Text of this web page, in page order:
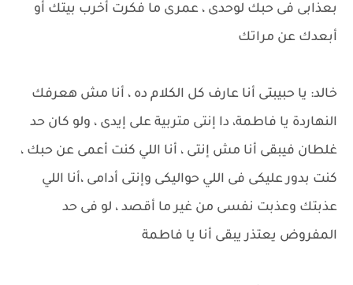
بعذابى فى حبك لوحدى ، عمرى ما فكرت أخرب بيتك أو
أبعدك عن مراتك
خالد: يا حبيبتى أنا عارف كل الكلام ده ، أنا مش هعرفك
النهاردة يا فاطمة، دا إنتى متربية على إيدى ، ولو كان حد
غلطان فيبقى أنا مش إنتى ، أنا اللي كنت أعمى عن حبك ،
كنت بدور عليكى فى اللي حواليكى وإنتى أدامى ،أنا اللي
عذبتك وعذبت نفسى من غير ما أقصد ، لو فى حد
المفروض يعتذر يبقى أنا يا فاطمة